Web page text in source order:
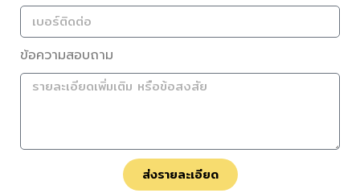
ข้อความสอบถาม
ส่งรายละเอียด